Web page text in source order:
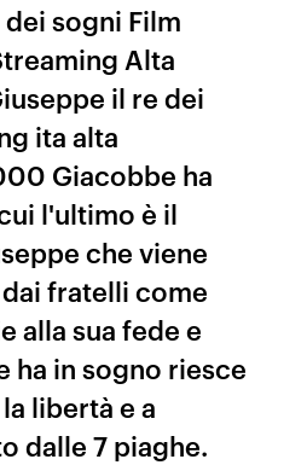
sogni Film
Alta
il re dei
ita alta
Giacobbe ha
l'ultimo è il
che viene
fratelli come
alla sua fede e
ha in sogno riesce
libertà e a
dalle 7 piaghe.